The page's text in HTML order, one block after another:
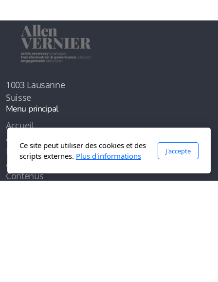
1003 Lausanne
Suisse
Menu principal
Accueil
À propos de
Podcasts
Articles
Contenus
Ce site peut utiliser des cookies et des
scripts externes. Plus d'informations
J'accepte